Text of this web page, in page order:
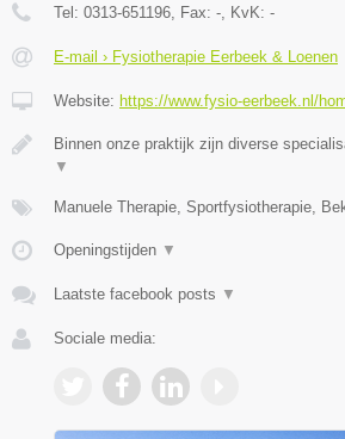
Tel: 0313-651196, Fax: -, KvK: -
E-mail › Fysiotherapie Eerbeek & Loenen
Website: https://www.fysio-eerbeek.nl/
Binnen onze praktijk zijn diverse
▼
Manuele Therapie, Sportfysiotherapie,
Openingstijden ▼
Laatste facebook posts ▼
Sociale media: